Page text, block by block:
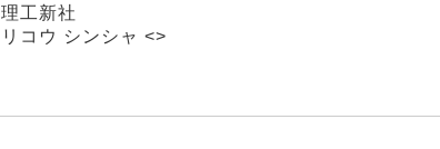
理工新社
リコウ シンシャ <>